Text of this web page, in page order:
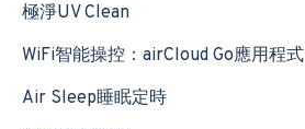
極淨UV Clean
WiFi智能操控：airCloud Go應用程式
Air Sleep睡眠定時